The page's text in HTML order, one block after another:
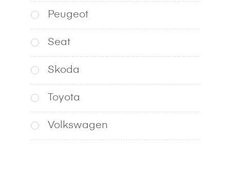
Peugeot
Seat
Skoda
Toyota
Volkswagen